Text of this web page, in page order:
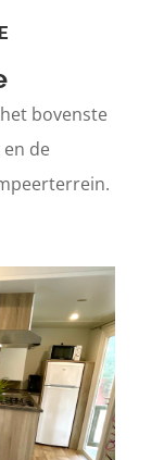
bovenste
de